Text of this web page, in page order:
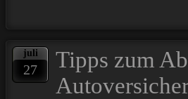
juli
27
Tipps zum